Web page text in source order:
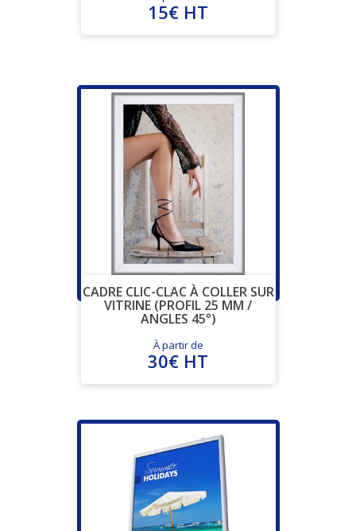
15€ HT
CADRE CLIC-CLAC À COLLER SUR
VITRINE (PROFIL 25 MM /
ANGLES 45°)
À partir de
30€ HT